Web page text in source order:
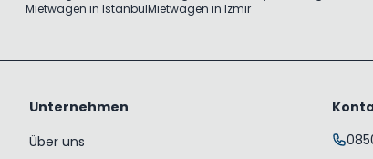
Mietwagen in IstanbulMietwagen in Izmir
Unternehmen
Über uns